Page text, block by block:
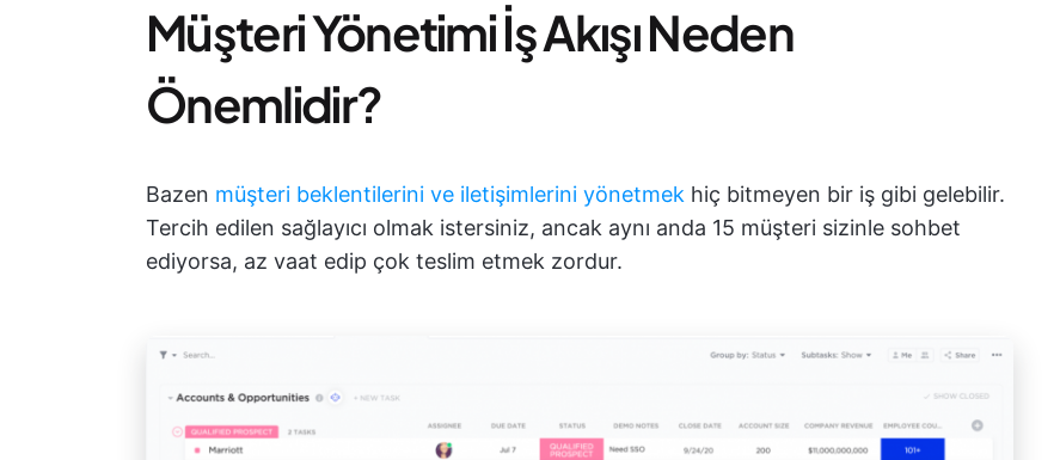
Müşteri Yönetimi İş Akışı Neden
Önemlidir?
Bazen müşteri beklentilerini ve iletişimlerini yönetmek hiç bitmeyen bir iş gibi gelebilir.
Tercih edilen sağlayıcı olmak istersiniz, ancak aynı anda 15 müşteri sizinle sohbet
ediyorsa, az vaat edip çok teslim etmek zordur.